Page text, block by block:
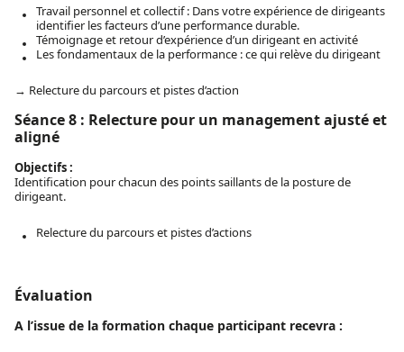
Travail personnel et collectif : Dans votre expérience de dirigeants
identifier les facteurs d’une performance durable.
Témoignage et retour d’expérience d’un dirigeant en activité
Les fondamentaux de la performance : ce qui relève du dirigeant
→ Relecture du parcours et pistes d’action
Séance 8 : Relecture pour un management ajusté et
aligné
Objectifs :
Identification pour chacun des points saillants de la posture de
dirigeant.
Relecture du parcours et pistes d’actions
Évaluation
A l’issue de la formation chaque participant recevra :